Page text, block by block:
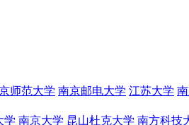
师范大学 南京邮电大学 江苏大学
学 南京大学 昆山杜克大学 南方科技